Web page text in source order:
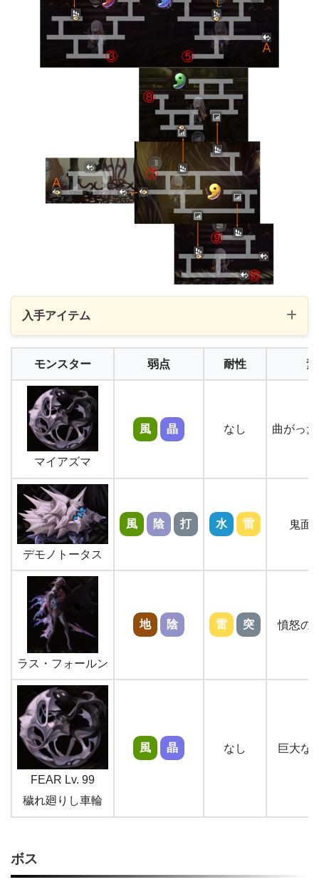
入手アイテム
① 上級秘伝巻子 × 7 ② 鬼面の甲羅 × 10
③ 憤怒の色彩の羽 × 10
⑤ 攻撃の硬玉 × 1 ⑥ 吸収の力（弓）
⑦ 特殊の欠片 × 30
⑨ 復活鉱石 × 3
モンスター 弱点 耐性
マイアズマ
風 晶 なし 曲がっ
デモノトータス
風 陰 打 水 雷 鬼面
ラス・フォールン
地 陰 雷 突 憤怒の
FEAR Lv. 99
穢れ廻りし車輪
風 晶 なし 巨大な
ボス